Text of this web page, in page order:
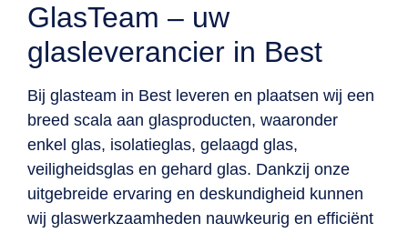
GlasTeam – uw
glasleverancier in Best
Bij glasteam in Best leveren en plaatsen wij een
breed scala aan glasproducten, waaronder
enkel glas, isolatieglas, gelaagd glas,
veiligheidsglas en gehard glas. Dankzij onze
uitgebreide ervaring en deskundigheid kunnen
wij glaswerkzaamheden nauwkeurig en efficiënt